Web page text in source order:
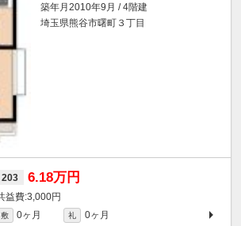
築年月2010年9月 / 4階建
埼玉県熊谷市曙町３丁目
203 6.18万円
3,000円
敷 0ヶ月 礼
0ヶ月